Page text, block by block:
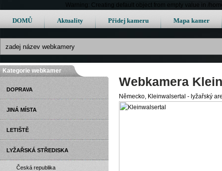
Warning: Creating default object from empty value in /
DOMŮ Aktuality Přidej kameru Mapa kamer
Webkamera
Německo, Kleinwalsertal - lyžařský
Kategorie webkamer
DOPRAVA
JINÁ MÍSTA
LETIŠTĚ
LYŽAŘSKÁ STŘEDISKA
Česká republika